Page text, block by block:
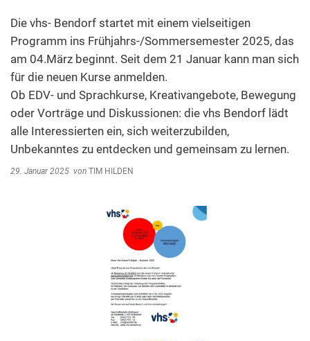
Steuern, Gebühren, Beiträge
Schiedsamt
Kindergarten Weitersburg
Kita-Sozialarbeit
Die vhs- Bendorf startet mit einem vielseitigen
Programm ins Frühjahrs-/Sommersemester 2025, das
am 04.März beginnt. Seit dem 21 Januar kann man sich
für die neuen Kurse anmelden.
Ob EDV- und Sprachkurse, Kreativangebote, Bewegung
oder Vorträge und Diskussionen: die vhs Bendorf lädt
alle Interessierten ein, sich weiterzubilden,
Unbekanntes zu entdecken und gemeinsam zu lernen.
29. Januar 2025 von TIM HILDEN